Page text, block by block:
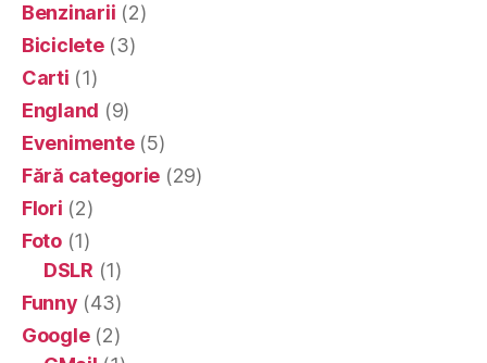
Benzinarii (2)
Biciclete(3)
Carti (1)
England (9)
Evenimente(5)
Fără categorie (29)
Flori (2)
Foto(1)
DSLR (1)
Funny (43)
Google(2)